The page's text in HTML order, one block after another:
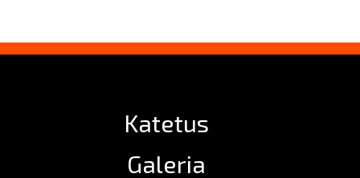
Katetus
Galeria